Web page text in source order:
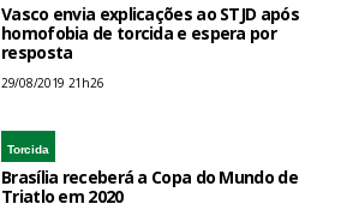
Vasco envia explicações ao STJD após
homofobia de torcida e espera por
resposta
29/08/2019 21h26
Torcida
Brasília receberá a Copa do Mundo de
Triatlo em 2020